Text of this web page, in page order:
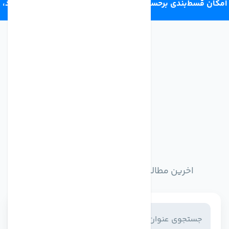
امکان قسط‌بندی برحسب اعتبار ترب‌پی 4 قسط ماهانه. بدون سود،
اخرین مطالب وبلاگ را از اینجا مطالعه کنید